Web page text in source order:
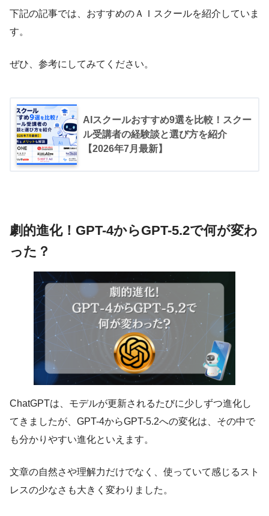
下記の記事では、おすすめのＡＩスクールを紹介していま
す。
ぜひ、参考にしてみてください。
AIスクールおすすめ9選を比較！スクー
ル受講者の経験談と選び方を紹介
【2026年7月最新】
劇的進化！GPT-4からGPT-5.2で何が変わ
った？
ChatGPTは、モデルが更新されるたびに少しずつ進化し
てきましたが、GPT-4からGPT-5.2への変化は、その中で
も分かりやすい進化といえます。
文章の自然さや理解力だけでなく、使っていて感じるスト
レスの少なさも大きく変わりました。